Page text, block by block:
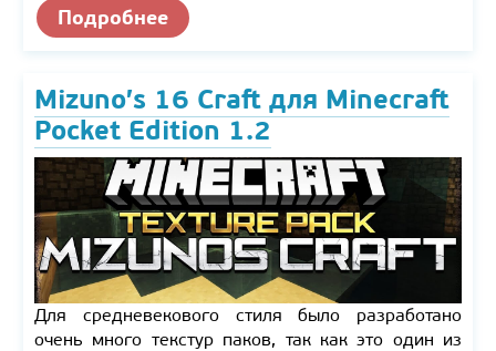
Подробнее
Mizuno’s 16 Craft для Minecraft
Pocket Edition 1.2
Для средневекового стиля было разработано
очень много текстур паков, так как это один из